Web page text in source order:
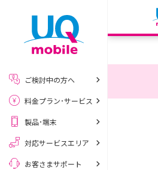
ご検討中の方へ
料金プラン･サービス
製品･端末
対応サービスエリア
お客さまサポート